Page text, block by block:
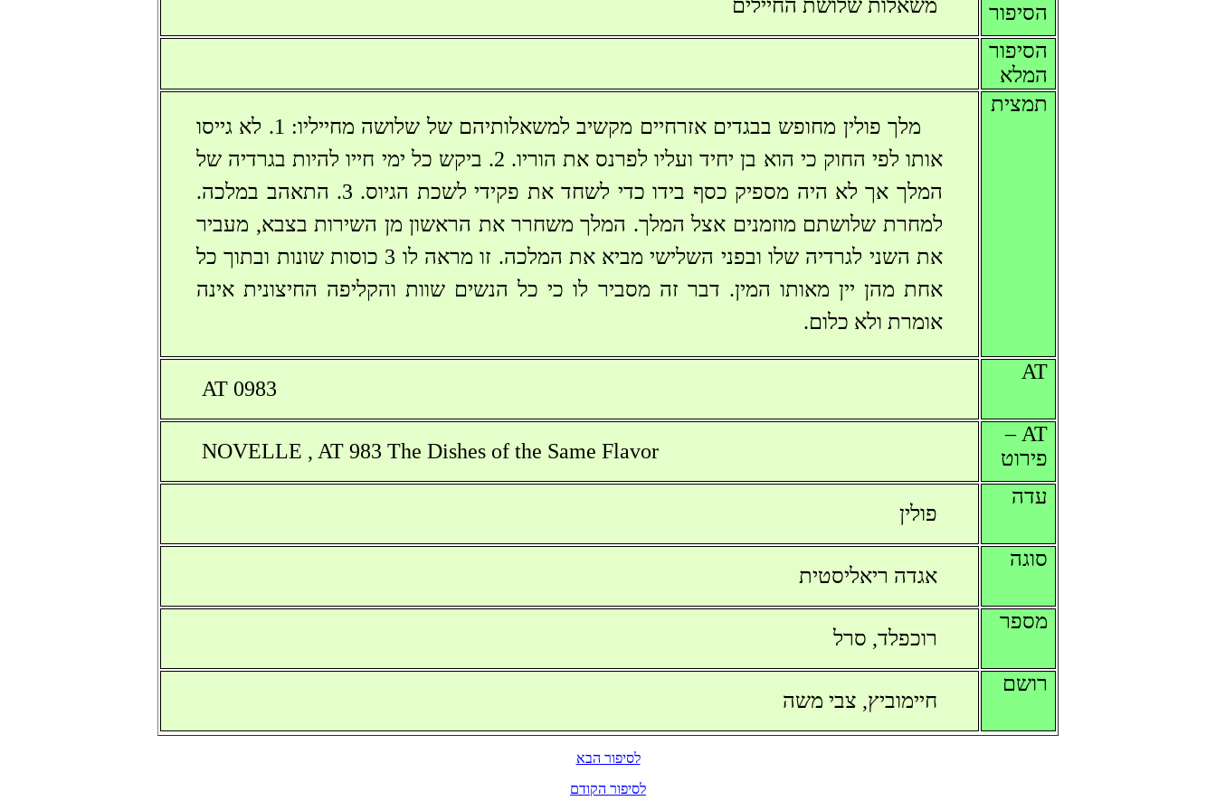
משאלות שלושת החיילים
הסיפור
הסיפור
המלא
מלך פולין מחופש בבגדים אזרחיים מקשיב למשאלותיהם של שלושה מחייליו: 1. לא גייסו
אותו לפי החוק כי הוא בן יחיד ועליו לפרנס את הוריו. 2. ביקש כל ימי חייו להיות בגרדיה של
המלך אך לא היה מספיק כסף בידו כדי לשחד את פקידי לשכת הגיוס. 3. התאהב במלכה.
למחרת שלושתם מוזמנים אצל המלך. המלך משחרר את הראשון מן השירות בצבא, מעביר
את השני לגרדיה שלו ובפני השלישי מביא את המלכה. זו מראה לו 3 כוסות שונות ובתוך כל
אחת מהן יין מאותו המין. דבר זה מסביר לו כי כל הנשים שוות והקליפה החיצונית אינה
אומרת ולא כלום.
תמצית
AT 0983
AT
NOVELLE , AT 983 The Dishes of the Same Flavor
AT –
פירוט
פולין
עדה
אגדה ריאליסטית
סוגה
רוכפלד, סרל
מספר
חיימוביץ, צבי משה
רושם
לסיפור הבא
לסיפור הקודם